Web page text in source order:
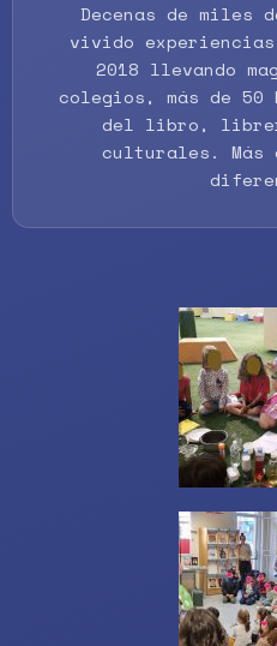
Decenas de miles
vivido
2018 llevando
colegios, más de
del libro,
culturales. Más